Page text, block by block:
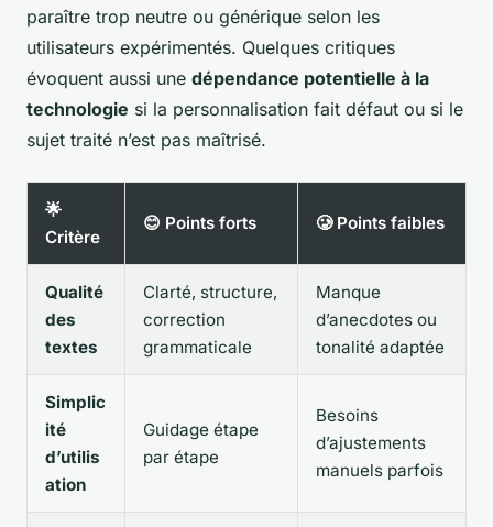
paraître trop neutre ou générique selon les
utilisateurs expérimentés. Quelques critiques
évoquent aussi une dépendance potentielle à la
technologie si la personnalisation fait défaut ou si le
sujet traité n’est pas maîtrisé.
🌟
Critère
😊 Points forts 🥲 Points faibles
Qualité
des
textes
Clarté, structure,
correction
grammaticale
Manque
d’anecdotes ou
tonalité adaptée
Simplic
ité
d’utilis
ation
Guidage étape
par étape
Besoins
d’ajustements
manuels parfois